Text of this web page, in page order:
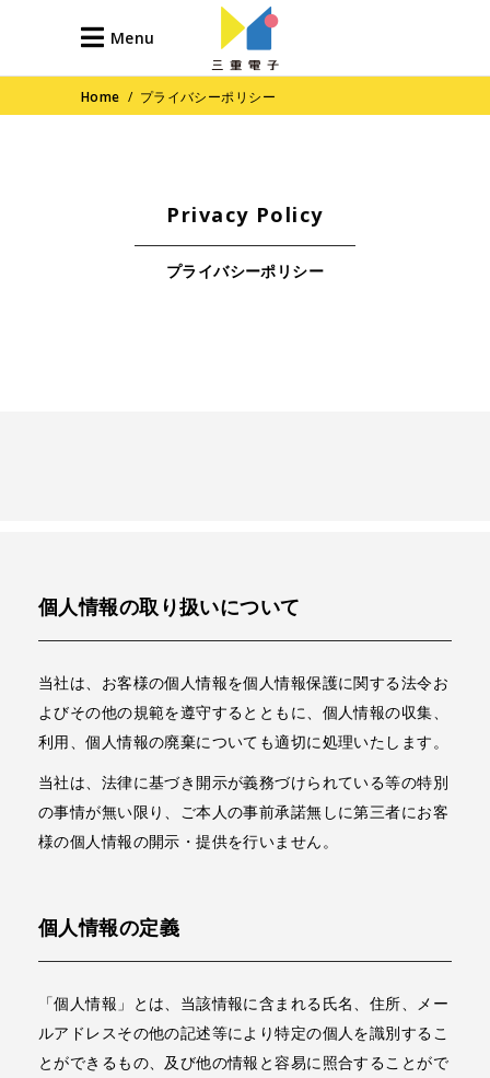
Menu
Home / プライバシーポリシー
Privacy Policy
プライバシーポリシー
個人情報の取り扱いについて
当社は、お客様の個人情報を個人情報保護に関する法令お
よびその他の規範を遵守するとともに、個人情報の収集、
利用、個人情報の廃棄についても適切に処理いたします。
当社は、法律に基づき開示が義務づけられている等の特別
の事情が無い限り、ご本人の事前承諾無しに第三者にお客
様の個人情報の開示・提供を行いません。
個人情報の定義
「個人情報」とは、当該情報に含まれる氏名、住所、メー
ルアドレスその他の記述等により特定の個人を識別するこ
とができるもの、及び他の情報と容易に照合することがで